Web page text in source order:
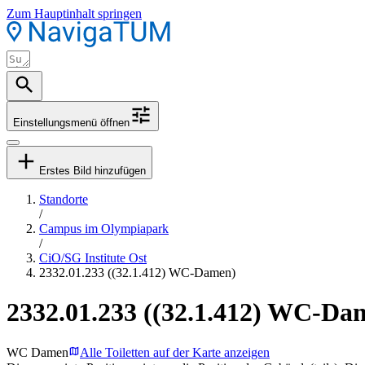
Zum Hauptinhalt springen
Einstellungsmenü öffnen
Erstes Bild hinzufügen
Standorte
/
Campus im Olympiapark
/
CiO/SG Institute Ost
2332.01.233 ((32.1.412) WC-Damen)
2332.01.233 ((32.1.412) WC-
WC Damen
Alle Toiletten auf der Karte anzeigen